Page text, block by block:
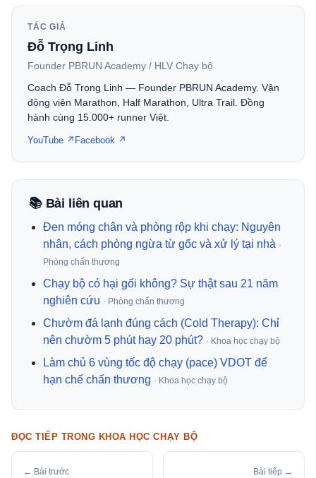
TÁC GIẢ
Đỗ Trọng Linh
Founder PBRUN Academy / HLV Chạy bộ
Coach Đỗ Trọng Linh — Founder PBRUN Academy. Vận
động viên Marathon, Half Marathon, Ultra Trail. Đồng
hành cùng 15.000+ runner Việt.
YouTube ↗ Facebook ↗
📚 Bài liên quan
Đen móng chân và phòng rộp khi chạy: Nguyên
nhân, cách phòng ngừa từ gốc và xử lý tại nhà ·
Phòng chấn thương
Chạy bộ có hại gối không? Sự thật sau 21 năm
nghiên cứu · Phòng chấn thương
Chườm đá lạnh đúng cách (Cold Therapy): Chỉ
nên chườm 5 phút hay 20 phút? · Khoa học chạy bộ
Làm chủ 6 vùng tốc độ chạy (pace) VDOT để
hạn chế chấn thương · Khoa học chạy bộ
ĐỌC TIẾP TRONG KHOA HỌC CHẠY BỘ
← Bài trước Bài tiếp →